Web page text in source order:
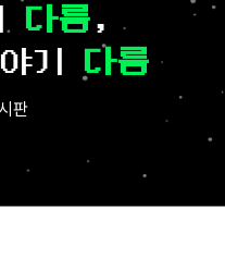
다름,
기 다룸
판